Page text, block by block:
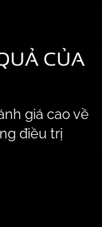
CỦA
giá cao về
điều trị